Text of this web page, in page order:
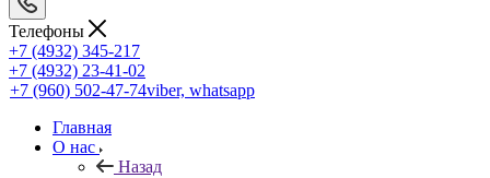
Телефоны
+7 (4932) 345-217
+7 (4932) 23-41-02
+7 (960) 502-47-74viber, whatsapp
Главная
О нас
Назад